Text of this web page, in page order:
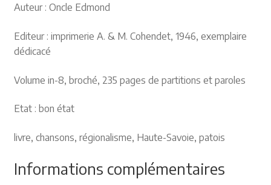
Auteur : Oncle Edmond
Editeur : imprimerie A. & M. Cohendet, 1946, exemplaire
dédicacé
Volume in-8, broché, 235 pages de partitions et paroles
Etat : bon état
livre, chansons, régionalisme, Haute-Savoie, patois
Informations complémentaires